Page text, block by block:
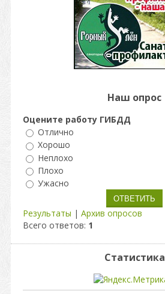
Наш опрос
Оцените работу ГИБДД
Отлично
Хорошо
Неплохо
Плохо
Ужасно
Результаты | Архив опросов
Всего ответов: 1
Статистика